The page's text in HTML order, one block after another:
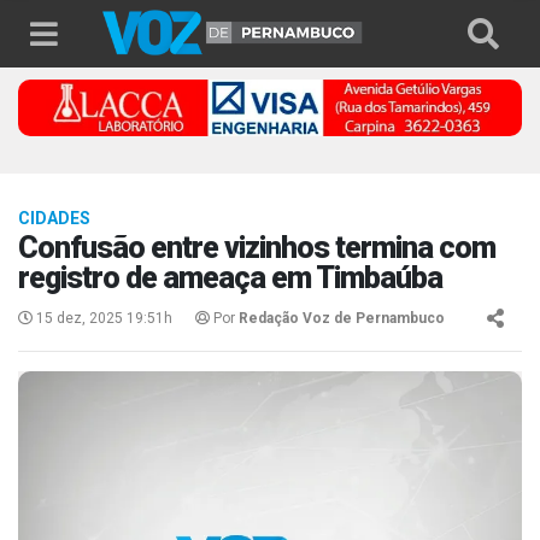
CIDADES
Confusão entre vizinhos termina com
registro de ameaça em Timbaúba
15 dez, 2025 19:51h Por Redação Voz de Pernambuco